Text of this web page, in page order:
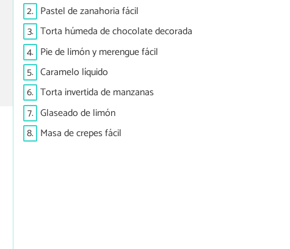
2. Pastel de zanahoria fácil
3. Torta húmeda de chocolate decorada
4. Pie de limón y merengue fácil
5. Caramelo líquido
6. Torta invertida de manzanas
7. Glaseado de limón
8. Masa de crepes fácil